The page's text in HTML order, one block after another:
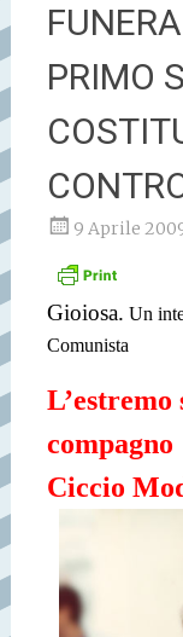
PRIMO
9 Aprile
Gioiosa. Un
Comunista
compagno
Ciccio